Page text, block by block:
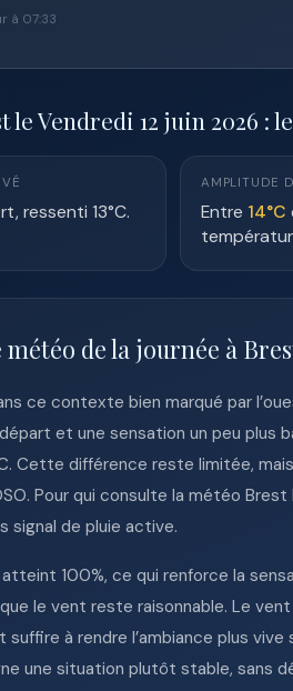
à 07:33
le Vendredi 12 juin 2026 :
ressenti 13°C.
AMPLITUDE
Entre 14°C
de la journée à
ce contexte bien marqué par
et une sensation un peu plus
Cette différence reste limitée,
Pour qui consulte la météo
signal de pluie active.
atteint 100%, ce qui renforce la
le vent reste raisonnable. Le
suffire à rendre l’ambiance plus
une situation plutôt stable, sans